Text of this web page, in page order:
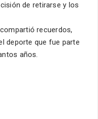
de retirarse y los
recuerdos,
deporte que fue parte
años.